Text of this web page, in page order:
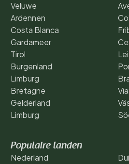
Veluwe
Ardennen
Costa Blanca
Gardameer
Tirol
Burgenland
Limburg
Bretagne
Gelderland
Limburg
Populaire landen
Nederland